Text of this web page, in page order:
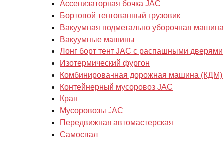
Ассенизаторная бочка JAC
Бортовой тентованный грузовик
Вакуумная подметально уборочная
Вакуумные машины
Лонг борт тент JAC с распашными дверями
Изотермический фургон
Комбинированная дорожная машина
Контейнерный мусоровоз JAC
Кран
Мусоровозы JAC
Передвижная автомастерская
Самосвал